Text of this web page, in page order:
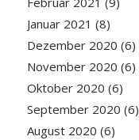
Januar 2021 (8)
Dezember 2020 (6)
November 2020 (6)
Oktober 2020 (6)
September 2020 (6)
August 2020 (6)